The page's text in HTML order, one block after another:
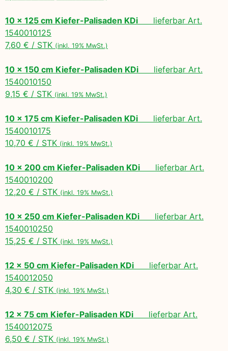
10 x 125 cm Kiefer-Palisaden KDi lieferbar Art.
1540010125
7,60 € / STK (inkl. 19% MwSt.)
10 x 150 cm Kiefer-Palisaden KDi lieferbar Art.
1540010150
9,15 € / STK (inkl. 19% MwSt.)
10 x 175 cm Kiefer-Palisaden KDi lieferbar Art.
1540010175
10,70 € / STK (inkl. 19% MwSt.)
10 x 200 cm Kiefer-Palisaden KDi lieferbar Art.
1540010200
12,20 € / STK (inkl. 19% MwSt.)
10 x 250 cm Kiefer-Palisaden KDi lieferbar Art.
1540010250
15,25 € / STK (inkl. 19% MwSt.)
12 x 50 cm Kiefer-Palisaden KDi lieferbar Art.
1540012050
4,30 € / STK (inkl. 19% MwSt.)
12 x 75 cm Kiefer-Palisaden KDi lieferbar Art.
1540012075
6,50 € / STK (inkl. 19% MwSt.)